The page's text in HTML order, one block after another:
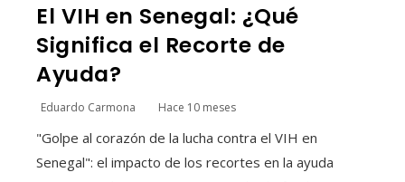
El VIH en Senegal: ¿Qué
Significa el Recorte de
Ayuda?
Eduardo Carmona Hace 10 meses
"Golpe al corazón de la lucha contra el VIH en
Senegal": el impacto de los recortes en la ayuda